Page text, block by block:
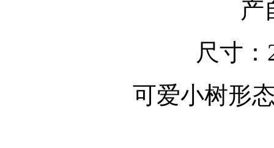
产
尺寸：
可爱小树形